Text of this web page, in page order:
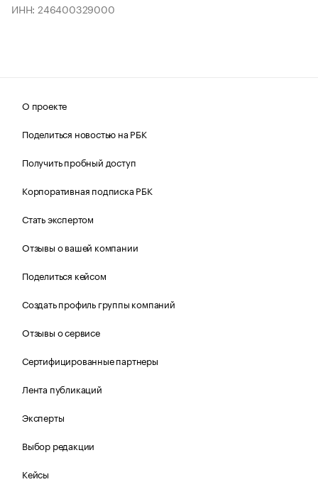
ИНН: 246400329000
О проекте
Поделиться новостью на РБК
Получить пробный доступ
Корпоративная подписка РБК
Стать экспертом
Отзывы о вашей компании
Поделиться кейсом
Создать профиль группы компаний
Отзывы о сервисе
Сертифицированные партнеры
Лента публикаций
Эксперты
Выбор редакции
Кейсы